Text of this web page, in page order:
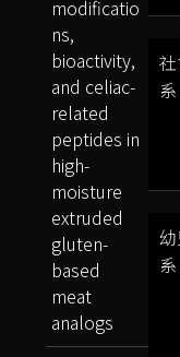
系
系
modificatio
ns,
bioactivity,
and celiac-
related
peptides in
high-
moisture
extruded
gluten-
based
meat
analogs